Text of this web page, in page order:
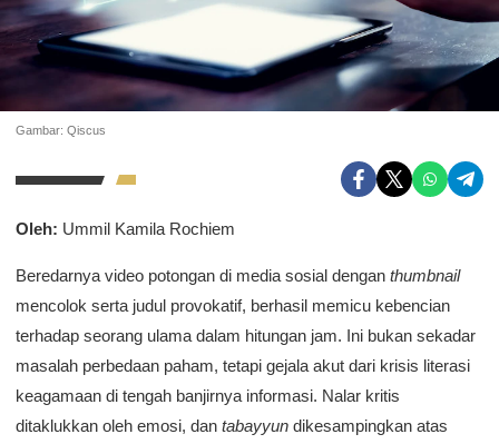
Gambar: Qiscus
Oleh: Ummil Kamila Rochiem
Beredarnya video potongan di media sosial dengan thumbnail
mencolok serta judul provokatif, berhasil memicu kebencian
terhadap seorang ulama dalam hitungan jam. Ini bukan sekadar
masalah perbedaan paham, tetapi gejala akut dari krisis literasi
keagamaan di tengah banjirnya informasi. Nalar kritis
ditaklukkan oleh emosi, dan tabayyun dikesampingkan atas